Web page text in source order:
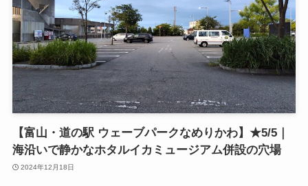
【富山・道の駅 ウェーブパークなめりかわ】★5/5｜
海沿いで静かなホタルイカミュージアム併設の穴場
2024年12月18日